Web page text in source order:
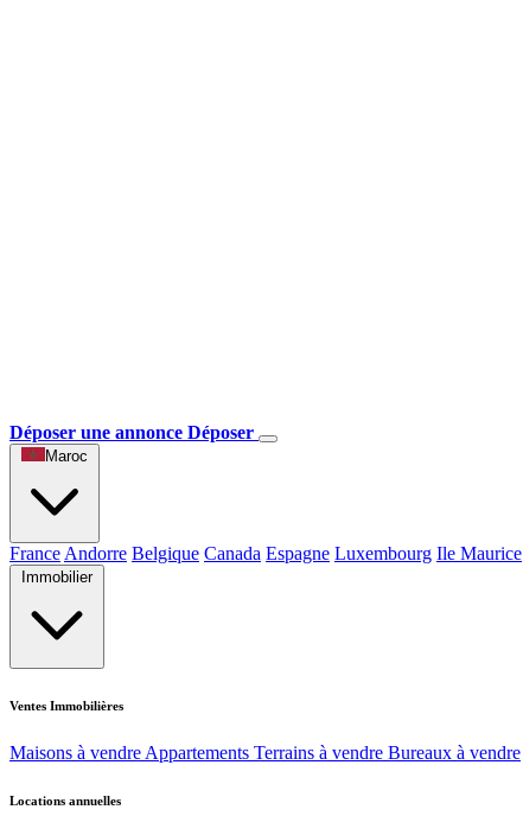
Déposer une annonce Déposer
Maroc
France Andorre Belgique Canada Espagne Luxembourg Ile Maurice
Immobilier
Ventes Immobilières
Maisons à vendre Appartements Terrains à vendre Bureaux à vendre
Locations annuelles